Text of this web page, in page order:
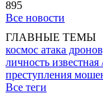
895
Все новости
ГЛАВНЫЕ ТЕМЫ
космос атака
личность
преступления
Все теги